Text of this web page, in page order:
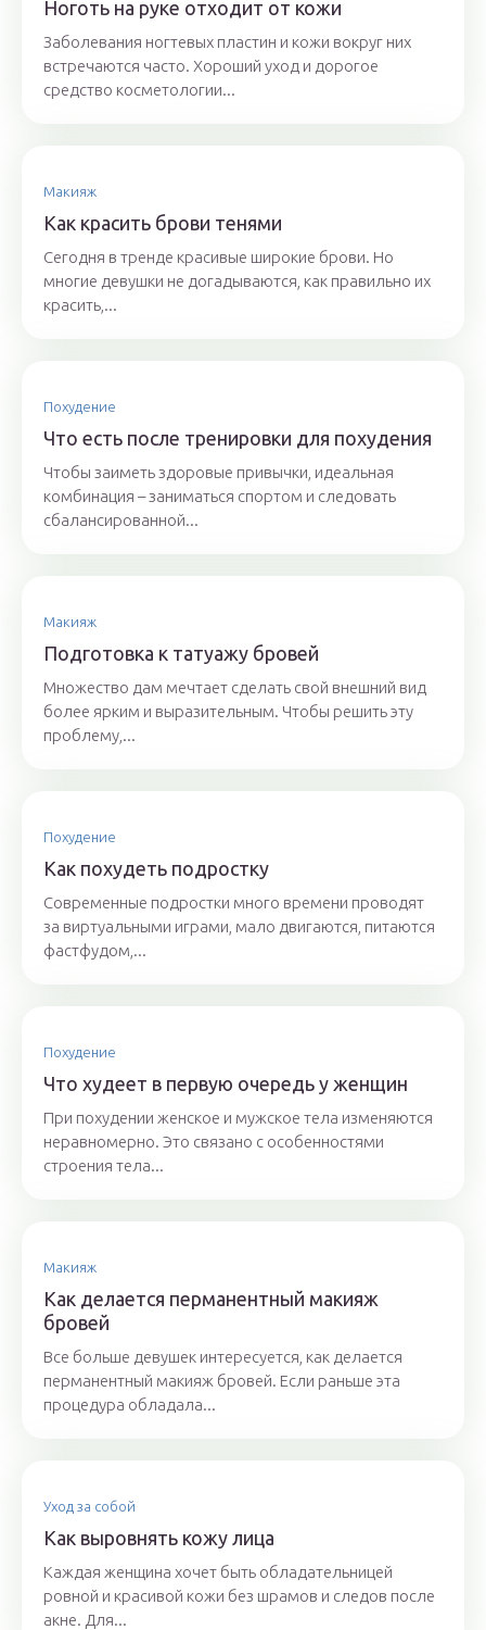
Ноготь на руке отходит от кожи
Заболевания ногтевых пластин и кожи вокруг них
встречаются часто. Хороший уход и дорогое
средство косметологии...
Макияж
Как красить брови тенями
Сегодня в тренде красивые широкие брови. Но
многие девушки не догадываются, как правильно их
красить,...
Похудение
Что есть после тренировки для похудения
Чтобы заиметь здоровые привычки, идеальная
комбинация – заниматься спортом и следовать
сбалансированной...
Макияж
Подготовка к татуажу бровей
Множество дам мечтает сделать свой внешний вид
более ярким и выразительным. Чтобы решить эту
проблему,...
Похудение
Как похудеть подростку
Современные подростки много времени проводят
за виртуальными играми, мало двигаются, питаются
фастфудом,...
Похудение
Что худеет в первую очередь у женщин
При похудении женское и мужское тела изменяются
неравномерно. Это связано с особенностями
строения тела...
Макияж
Как делается перманентный макияж
бровей
Все больше девушек интересуется, как делается
перманентный макияж бровей. Если раньше эта
процедура обладала...
Уход за собой
Как выровнять кожу лица
Каждая женщина хочет быть обладательницей
ровной и красивой кожи без шрамов и следов после
акне. Для...